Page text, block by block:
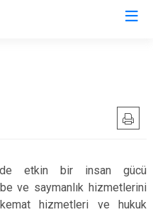
Orhaneli
Orhangazi
etkin bir insan gücü
ve saymanlık hizmetlerini
hizmetleri ve hukuk